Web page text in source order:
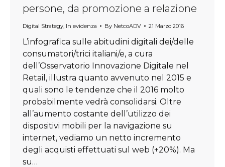
persone, da promozione a relazione
Digital Strategy In evidenza By NetcoADV 21 Marzo 2016
L’infografica sulle abitudini digitali dei/delle
consumatori/trici italiani/e, a cura
dell’Osservatorio Innovazione Digitale nel
Retail, illustra quanto avvenuto nel 2015 e
quali sono le tendenze che il 2016 molto
probabilmente vedrà consolidarsi. Oltre
all’aumento costante dell’utilizzo dei
dispositivi mobili per la navigazione su
internet, vediamo un netto incremento
degli acquisti effettuati sul web (+20%). Ma
su…